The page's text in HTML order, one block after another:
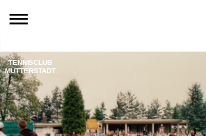
TENNISCLUB
MUTTERSTADT